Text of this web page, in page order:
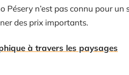
n’est pas connu pour un
des prix importants.
à travers les paysages